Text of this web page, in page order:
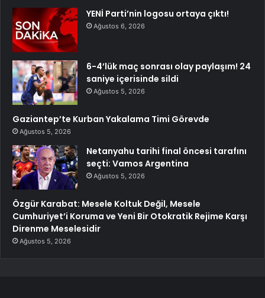
YENİ Parti’nin logosu ortaya çıktı!
Ağustos 6, 2026
6-4’lük maç sonrası olay paylaşım! 24
saniye içerisinde sildi
Ağustos 5, 2026
Gaziantep’te Kurban Yakalama Timi Görevde
Ağustos 5, 2026
Netanyahu tarihi final öncesi tarafını
seçti: Vamos Argentina
Ağustos 5, 2026
Özgür Karabat: Mesele Koltuk Değil, Mesele
Cumhuriyet’i Koruma ve Yeni Bir Otokratik Rejime Karşı
Direnme Meselesidir
Ağustos 5, 2026